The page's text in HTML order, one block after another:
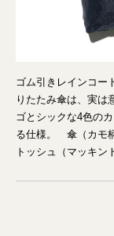
ゴム引きレインコー
りたたみ傘は、実
ゴとシックな4色の
る仕様。 傘（カモ
トッシュ（マッキン